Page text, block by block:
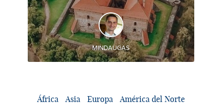
DESCUBRA Y EXPERIMENTE
Los 3 países bálticos, sus capitales y otras atracciones
turísticas importantes durante un solo viaje
MINDAUGAS
África Asia Europa América del Norte